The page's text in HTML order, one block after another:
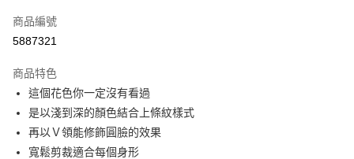
【大哥付你分期使用說明】
1.本服務由台灣大哥大提供，台灣大哥大用戶可立即使用無須另外申請。
流程，驗證手機門號後，選擇欲分期的期數、繳款截止日，確認付款後即完
成交易。
3.實際核准額度、可分期數及費用金額請依後續交易確認頁面所載為準。
4.訂單成立30分鐘內，如未前往確認交易或遇審核未通過，訂單將自動取
法說明評估內容。
【繳款方式說明】
AFTEE先享後付
【關於「AFTEE先享後付」】
AFTEE先享後付是「在收到商品之後才付款」的支付方式。 讓您購物簡單
便利好安心！
１．簡單：不需註冊會員、不需綁卡、不需儲值。
２．便利：只要手機號碼，簡訊認證，即可結帳。
３．安心：先確認商品／服務後，再付款。
ATM付款
全家取貨付款
商品編號
5887321
商品特色
這個花色你一定沒有看過
是以淺到深的顏色結合上條紋樣式
再以Ｖ領能修飾圓臉的效果
寬鬆剪裁適合每個身形